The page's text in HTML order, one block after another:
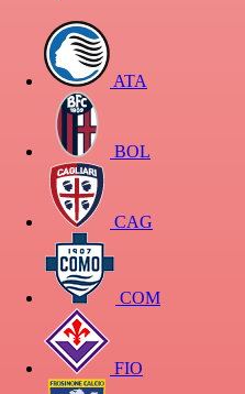
ATA
BOL
CAG
COM
FIO